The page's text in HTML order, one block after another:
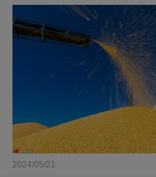
2024/05/21